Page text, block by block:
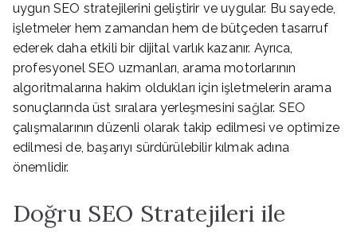
uygun SEO stratejilerini geliştirir ve uygular. Bu sayede,
işletmeler hem zamandan hem de bütçeden tasarruf
ederek daha etkili bir dijital varlık kazanır. Ayrıca,
profesyonel SEO uzmanları, arama motorlarının
algoritmalarına hakim oldukları için işletmelerin arama
sonuçlarında üst sıralara yerleşmesini sağlar. SEO
çalışmalarının düzenli olarak takip edilmesi ve optimize
edilmesi de, başarıyı sürdürülebilir kılmak adına
önemlidir.
Doğru SEO Stratejileri ile